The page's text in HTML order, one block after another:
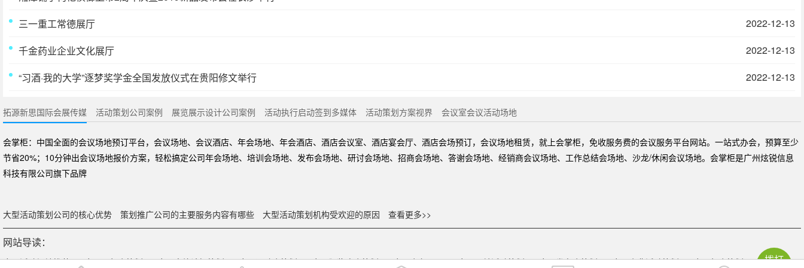
三一重工常德展厅
2022-12-13
千金药业企业文化展厅
2022-12-13
“习酒·我的大学”逐梦奖学金全国发放仪式在贵阳修文举行
2022-12-13
拓源新思国际会展传媒 活动策划公司案例 展览展示设计公司案例 活动执行启动签到多媒体 活动策划方案视界 会议室会议活动场地
会掌柜：中国全面的会议场地预订平台，会议场地、会议酒店、年会场地、年会酒店、酒店会议室、酒店宴会厅、酒店会场预订，会议场地租赁，就上会掌柜，免收服务费的会议服务平台网站。一站式办会，预算至少
节省20%；10分钟出会议场地报价方案，轻松搞定公司年会场地、培训会场地、发布会场地、研讨会场地、招商会场地、答谢会场地、经销商会议场地、工作总结会场地、沙龙/休闲会议场地。会掌柜是广州炫锐信息
科技有限公司旗下品牌
大型活动策划公司的核心优势 策划推广公司的主要服务内容有哪些 大型活动策划机构受欢迎的原因 查看更多>>
网站导读：
广州活动场地推荐 广州周年庆策划 广州高峰论坛策划 广州运动会策划 广州颁奖晚会策划 广州会务公司 广州公关活动策划 广州发布会策划 广州庆典活动策划 广州年会策划公司 拨打